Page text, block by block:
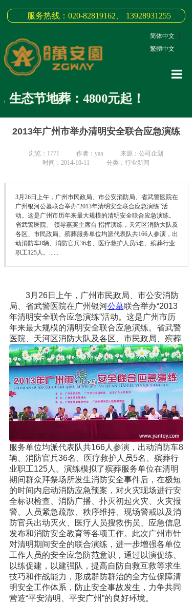
3D
缅怀
服务热线：020-82819162、 13928931255
简体中文
繁體中文
态节地葬：4800元起！
2013年广州市举办清明安全联合应急演练
浏览： 1771 作者：yan
来源：公司企划
时间：2014-10-11
分类：行业新闻
3月26日上午，广州市民政局、市公安消防局、省武警医院在
广州银河公墓联合举办“2013年清明安全联合应急演练”活
动。这是广州市历年来最大规模的清明安全联合应急演练。
省武警医院、 领导嘉宾主席台 指挥演练，天河区消防大队及
各区、市民政局、殡葬服务单位均派代表队共166人参演，出
动消防车8辆、消防官兵36名、医疗救护人员5名、殡葬行业
职工125人。......
3月26日上午，广州市民政局、市公安消防
局、省武警医院在广州银河公墓联合举办“2013
年清明安全联合应急演练”活动。这是广州市历
年来最大规模的清明安全联合应急演练。省武警
医院、 天河区消防大队及各区、市民政局、殡葬
服务单位均派代表队共166人参演，出动消防车8
辆、消防官兵36名、医疗救护人员5名、殡葬行
业职工125人。演练模拟了殡葬服务单位在清明
期间群众拜祭场所发生消防安全事件后，在极短
的时间内启动消防应急预案，对火灾现场进行安
全标识检查、消防广播、扑灭初起火灾、火灾报
警、人员紧急疏散、秩序维持、现场警戒以及消
防官兵出动灭火、医疗人员搜救伤员、应急信息
发布和消防安全教育等各项工作。此次广州市针
对清明期间安全的联合演练，进一步增强各单位
工作人员的安全应急防范意识，通过以演促练、
以练促建，以建强队，提高自防自救互救等求生
技巧和作战能力，形成群防群治的全方位保障清
明安全工作体系，防止安全事故发生，力争共同
营造“平安清明、平安广州”的良好环境。